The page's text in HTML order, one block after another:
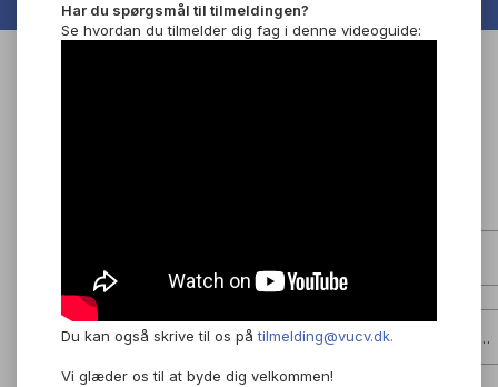
HF, AVU, FVU eller ordblindeundervisning? (FVU (forberende
Har du spørgsmål til tilmeldingen?
Se hvordan du tilmelder dig fag i denne videoguide:
Du kan også skrive til os påtilmelding@vucv.dk.
Vi glæder os til at byde dig velkommen!